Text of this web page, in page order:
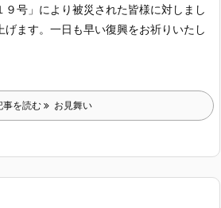
号」により被災された皆様に対しまし
ます。一日も早い復興をお祈りいたし
事を読む お見舞い